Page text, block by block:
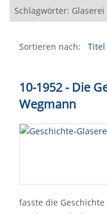
Schlagwörter: Glaserei
Sortieren nach: Titel
10-1952 - Die
Wegmann
fasste die